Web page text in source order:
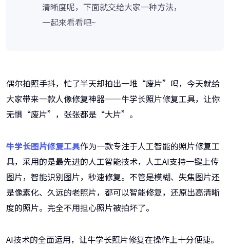
清晰度呢，下面就交给大家一种方法，
一起来看看吧~
偶尔拍照手抖，忙了半天却拍出一堆“废片”吗，今天就给
大家带来一款人像修复神器——牛学长照片修复工具，让你
无惧“废片”，张张都是“大片”。
牛学长图片修复工具作为一款专注于人工智能的照片修复工
具，采用的是最先进的人工智能技术，人工AI支持一键上传
图片，智能识别图片，秒速修复。不管是模糊、失焦图片还
是像素化、久远的老照片，都可以智能修复，还原出高清晰
度的照片。完全不用担心照片被拍坏了。
AI技术的全面运用，让牛学长照片修复在操作上十分便捷。